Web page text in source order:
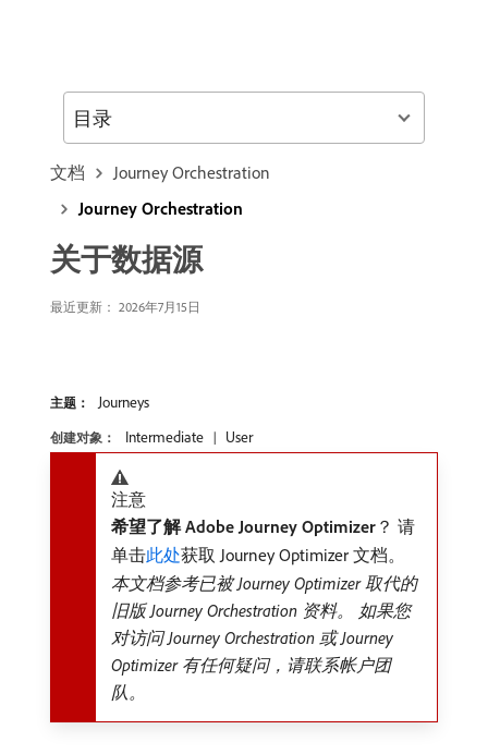
文档
Journey Orchestration
Journey Orchestration
关于数据源
最近更新： 2026年7月15日
主题： Journeys
创建对象： Intermediate User
注意
希望了解 Adobe Journey Optimizer ？ 请
单击此处获取 Journey Optimizer 文档。
本文档参考已被 Journey Optimizer 取代的
旧版 Journey Orchestration 资料。 如果您
对访问 Journey Orchestration 或 Journey
Optimizer 有任何疑问，请联系帐户团
队。
目录